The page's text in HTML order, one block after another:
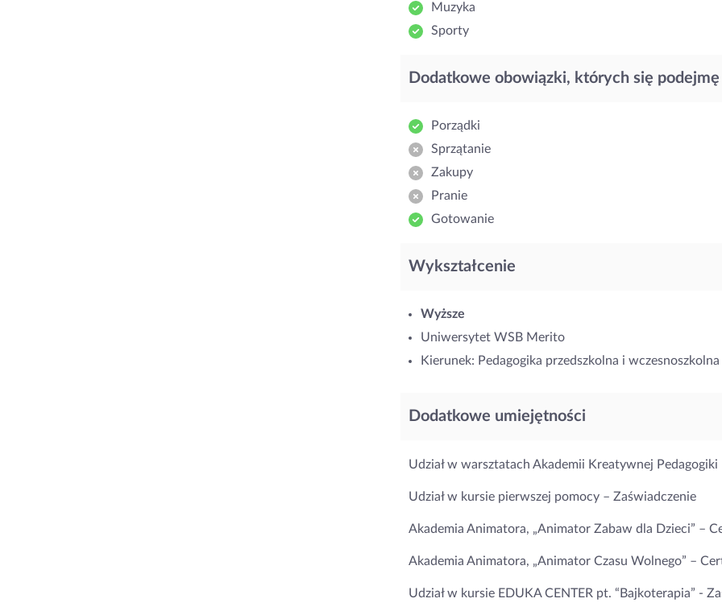
Muzyka
Sporty
Dodatkowe obowiązki, których się podejmę
Porządki
Sprzątanie
Zakupy
Pranie
Gotowanie
Wykształcenie
Wyższe
Uniwersytet WSB Merito
Kierunek: Pedagogika przedszkolna i wczesnoszkolna
Dodatkowe umiejętności
Udział w warsztatach Akademii Kreatywnej Pedagogiki
Udział w kursie pierwszej pomocy – Zaświadczenie
Akademia Animatora, „Animator Zabaw dla Dzieci” –
Akademia Animatora, „Animator Czasu Wolnego” –
Udział w kursie EDUKA CENTER pt. “Bajkoterapia” -